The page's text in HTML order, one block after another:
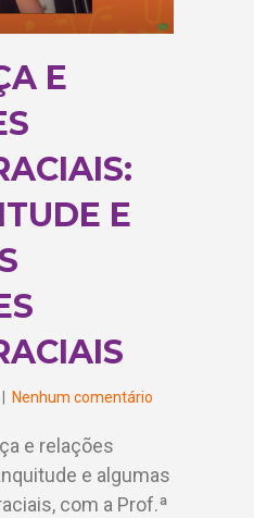
E
E
Nenhum comentário
e relações
e algumas
com a Prof.ª